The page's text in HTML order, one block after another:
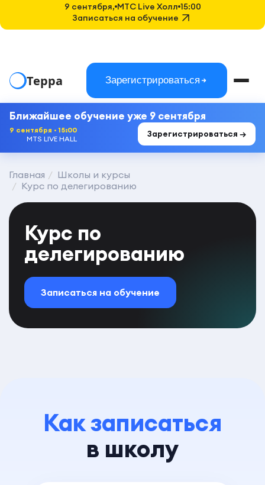
Терра Зарегистрироваться
Ближайшее обучение уже 9 сентября
9 сентября · 15:00
MTS LIVE HALL
Зарегистрироваться →
Главная
Школы и курсы
Курс по делегированию
Курс по
делегированию
Записаться на обучение
Как записаться
в школу
9 сентября, MTC Live Холл 15:00
Записаться на обучение